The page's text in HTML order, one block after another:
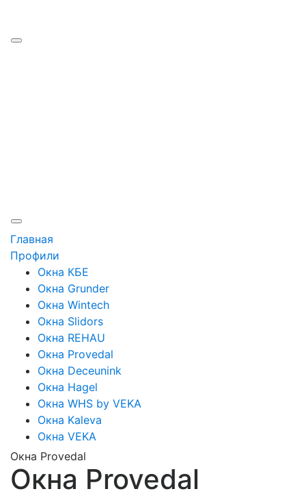
Главная
Профили
Окна КБЕ
Окна Grunder
Окна Wintech
Окна Slidors
Окна REHAU
Окна Provedal
Окна Deceunink
Окна Hagel
Окна WHS by VEKA
Окна Kaleva
Окна VEKA
Окна Provedal
Окна Provedal